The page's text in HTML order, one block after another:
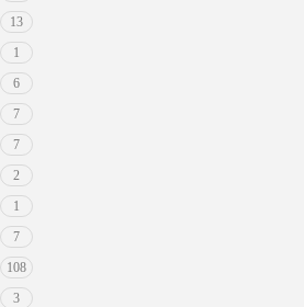
13
1
6
7
7
2
1
7
108
3